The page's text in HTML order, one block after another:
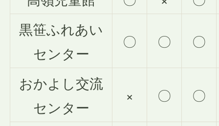
黒笹ふれあい
センター
〇 〇 〇
おかよし交流
センター
× 〇 〇